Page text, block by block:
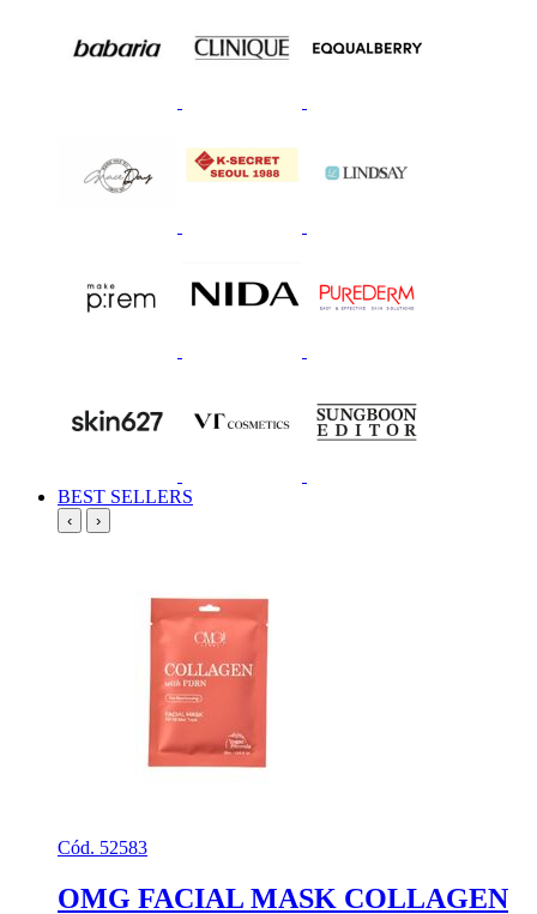
BEST SELLERS
‹ ›
Cód. 52583
OMG FACIAL MASK COLLAGEN